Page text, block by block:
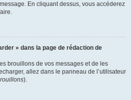
En cliquant dessus, vous accéderez
» dans la page de rédaction de
brouillons de vos messages et de les
allez dans le panneau de l’utilisateur
).